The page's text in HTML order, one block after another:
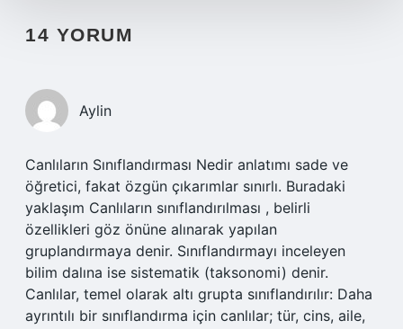
14 YORUM
Aylin
Canlıların Sınıflandırması Nedir anlatımı sade ve
öğretici, fakat özgün çıkarımlar sınırlı. Buradaki
yaklaşım Canlıların sınıflandırılması , belirli
özellikleri göz önüne alınarak yapılan
gruplandırmaya denir. Sınıflandırmayı inceleyen
bilim dalına ise sistematik (taksonomi) denir.
Canlılar, temel olarak altı grupta sınıflandırılır: Daha
ayrıntılı bir sınıflandırma için canlılar; tür, cins, aile,